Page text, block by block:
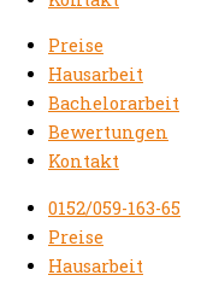
Preise
Hausarbeit
Bachelorarbeit
Bewertungen
Kontakt
0152/059-163-65
Preise
Hausarbeit